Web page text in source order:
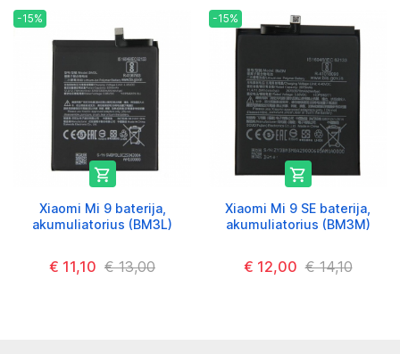
-15%

Xiaomi Mi 9 baterija,
akumuliatorius (BM3L)
€ 11,10 € 13,00
-15%

Xiaomi Mi 9 SE baterija,
akumuliatorius (BM3M)
€ 12,00 € 14,10